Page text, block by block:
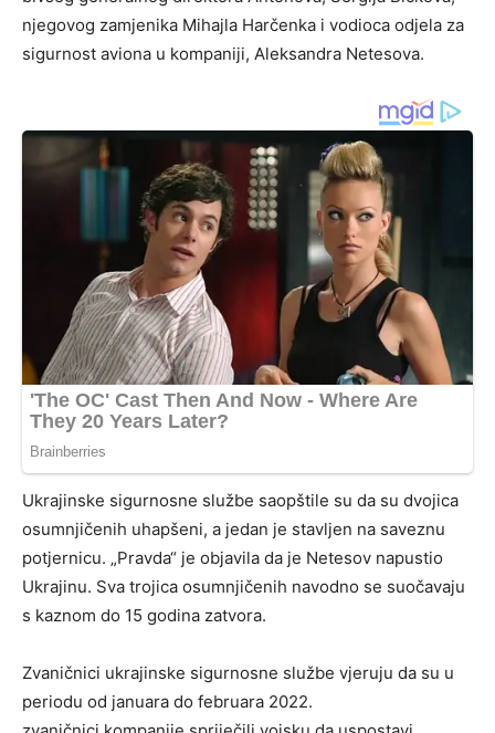
njegovog zamjenika Mihajla Harčenka i vodioca odjela za
sigurnost aviona u kompaniji, Aleksandra Netesova.
Ukrajinske sigurnosne službe saopštile su da su dvojica
osumnjičenih uhapšeni, a jedan je stavljen na saveznu
potjernicu. „Pravda“ je objavila da je Netesov napustio
Ukrajinu. Sva trojica osumnjičenih navodno se suočavaju
s kaznom do 15 godina zatvora.
Zvaničnici ukrajinske sigurnosne službe vjeruju da su u
periodu od januara do februara 2022.